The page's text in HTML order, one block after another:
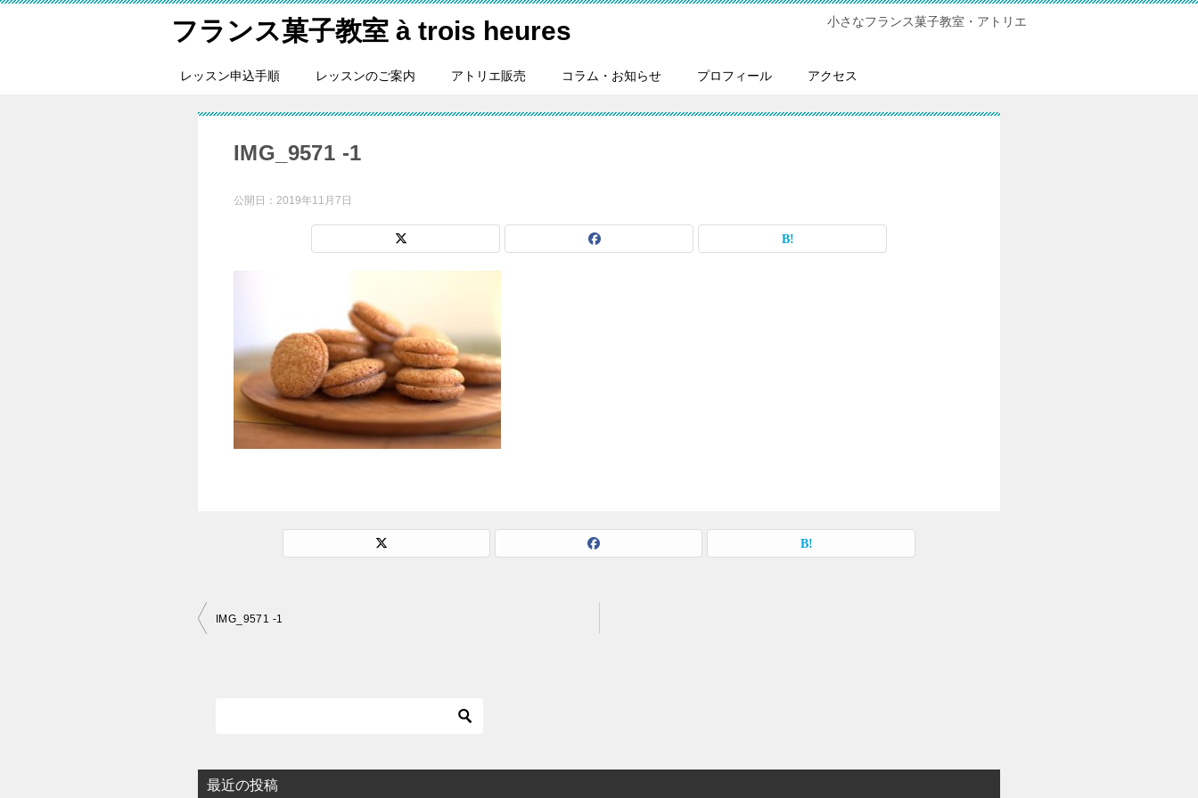
フランス菓子教室 à trois heures 小さなフランス菓子教室・アトリエ
レッスン申込手順 レッスンのご案内 アトリエ販売 コラム・お知らせ プロフィール アクセス
IMG_9571 -1
公開日： 2019年11月7日
投
シ
IMG_9571 -1
最近の投稿